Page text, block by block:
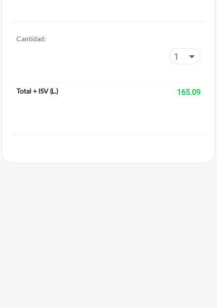
Cantidad:
Total + ISV(L.) 165.09